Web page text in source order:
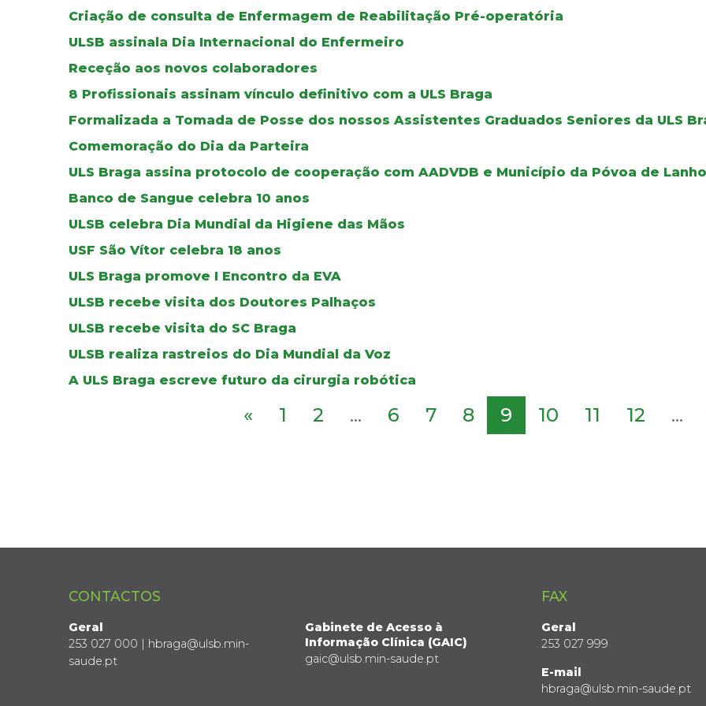
Criação de consulta de Enfermagem de Reabilitação Pré-operatória
ULSB assinala Dia Internacional do Enfermeiro
Receção aos novos colaboradores
8 Profissionais assinam vínculo definitivo com a ULS Braga
Formalizada a Tomada de Posse dos nossos Assistentes Graduados Seniores da ULS
Comemoração do Dia da Parteira
ULS Braga assina protocolo de cooperação com AADVDB e Município da Póvoa de
Banco de Sangue celebra 10 anos
ULSB celebra Dia Mundial da Higiene das Mãos
USF São Vítor celebra 18 anos
ULS Braga promove I Encontro da EVA
ULSB recebe visita dos Doutores Palhaços
ULSB recebe visita do SC Braga
ULSB realiza rastreios do Dia Mundial da Voz
A ULS Braga escreve futuro da cirurgia robótica
« 1 2 ... 6 7 8 9 10 11 12 ...
CONTACTOS
Geral
253 027 000 | hbraga@ulsb.min-
saude.pt
Gabinete de Acesso à
Informação Clínica (GAIC)
gaic@ulsb.min-saude.pt
FAX
Geral
253 027 999
E-mail
hbraga@ulsb.min-saude.pt